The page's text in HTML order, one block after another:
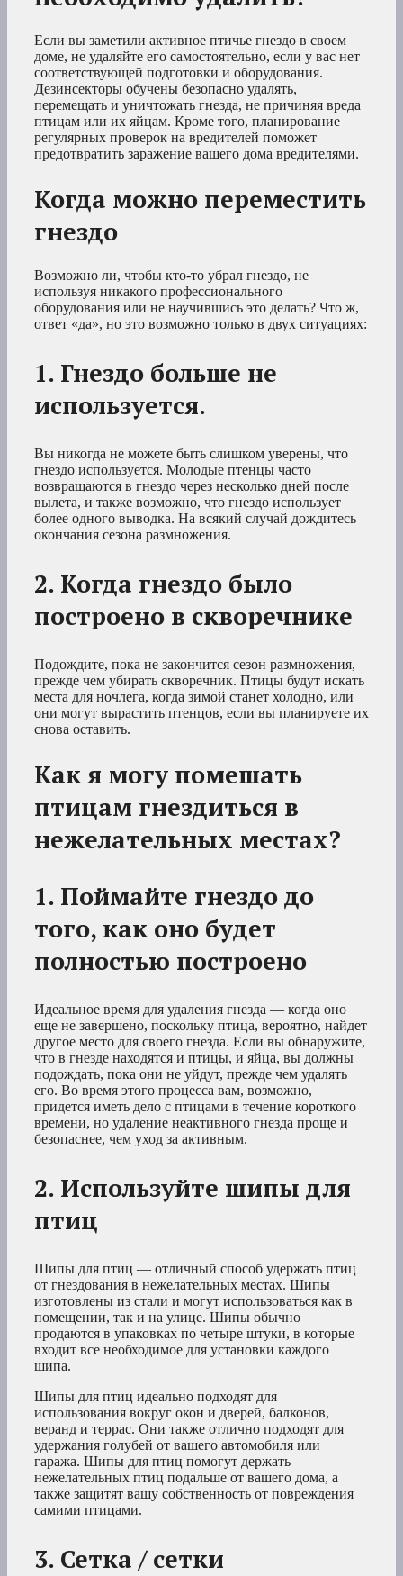
Если вы заметили активное птичье гнездо в своем
доме, не удаляйте его самостоятельно, если у вас нет
соответствующей подготовки и оборудования.
Дезинсекторы обучены безопасно удалять,
перемещать и уничтожать гнезда, не причиняя вреда
птицам или их яйцам. Кроме того, планирование
регулярных проверок на вредителей поможет
предотвратить заражение вашего дома вредителями.
Когда можно переместить
гнездо
Возможно ли, чтобы кто-то убрал гнездо, не
используя никакого профессионального
оборудования или не научившись это делать? Что ж,
ответ «да», но это возможно только в двух ситуациях:
1. Гнездо больше не
используется.
Вы никогда не можете быть слишком уверены, что
гнездо используется. Молодые птенцы часто
возвращаются в гнездо через несколько дней после
вылета, и также возможно, что гнездо использует
более одного выводка. На всякий случай дождитесь
окончания сезона размножения.
2. Когда гнездо было
построено в скворечнике
Подождите, пока не закончится сезон размножения,
прежде чем убирать скворечник. Птицы будут искать
места для ночлега, когда зимой станет холодно, или
они могут вырастить птенцов, если вы планируете их
снова оставить.
Как я могу помешать
птицам гнездиться в
нежелательных местах?
1. Поймайте гнездо до
того, как оно будет
полностью построено
Идеальное время для удаления гнезда — когда оно
еще не завершено, поскольку птица, вероятно, найдет
другое место для своего гнезда. Если вы обнаружите,
что в гнезде находятся и птицы, и яйца, вы должны
подождать, пока они не уйдут, прежде чем удалять
его. Во время этого процесса вам, возможно,
придется иметь дело с птицами в течение короткого
времени, но удаление неактивного гнезда проще и
безопаснее, чем уход за активным.
2. Используйте шипы для
птиц
Шипы для птиц — отличный способ удержать птиц
от гнездования в нежелательных местах. Шипы
изготовлены из стали и могут использоваться как в
помещении, так и на улице. Шипы обычно
продаются в упаковках по четыре штуки, в которые
входит все необходимое для установки каждого
шипа.
Шипы для птиц идеально подходят для
использования вокруг окон и дверей, балконов,
веранд и террас. Они также отлично подходят для
удержания голубей от вашего автомобиля или
гаража. Шипы для птиц помогут держать
нежелательных птиц подальше от вашего дома, а
также защитят вашу собственность от повреждения
самими птицами.
3. Сетка / сетки